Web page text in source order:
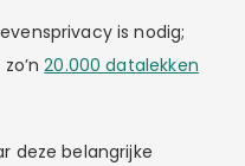
is nodig;
20.000 datalekken
deze belangrijke